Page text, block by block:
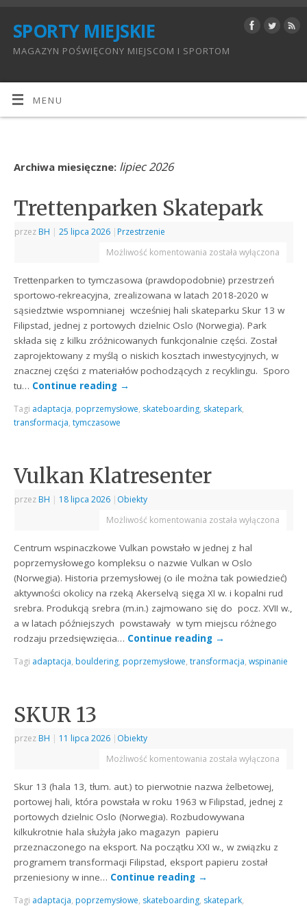
SPORTY MIEJSKIE
MAGAZYN POŚWIĘCONY MIEJSCOM I SPORTOM
MENU
Archiwa miesięczne: lipiec 2026
Trettenparken Skatepark
przez BH | 25 lipca 2026 | Przestrzenie
Możliwość komentowania została wyłączona
Trettenparken to tymczasowa (prawdopodobnie) przestrzeń
sportowo-rekreacyjna, zrealizowana w latach 2018-2020 w
sąsiedztwie wspomnianej wcześniej hali skateparku Skur 13 w
Filipstad, jednej z portowych dzielnic Oslo (Norwegia). Park
składa się z kilku zróżnicowanych funkcjonalnie części. Został
zaprojektowany z myślą o niskich kosztach inwestycyjnych, w
znacznej części z materiałów pochodzących z recyklingu. Sporo
tu… Continue reading →
Tagi adaptacja, poprzemysłowe, skateboarding, skatepark,
transformacja,tymczasowe
Vulkan Klatresenter
przez BH | 18 lipca 2026 | Obiekty
Możliwość komentowania została wyłączona
Centrum wspinaczkowe Vulkan powstało w jednej z hal
poprzemysłowego kompleksu o nazwie Vulkan w Oslo
(Norwegia). Historia przemysłowej (o ile można tak powiedzieć)
aktywności okolicy na rzeką Akerselvą sięga XI w. i kopalni rud
srebra. Produkcją srebra (m.in.) zajmowano się do pocz. XVII w.,
a w latach późniejszych powstawały w tym miejscu różnego
rodzaju przedsięwzięcia… Continue reading →
Tagi adaptacja, bouldering, poprzemysłowe,transformacja,wspinanie
SKUR 13
przez BH | 11 lipca 2026 | Obiekty
Możliwość komentowania została wyłączona
Skur 13 (hala 13, tłum. aut.) to pierwotnie nazwa żelbetowej,
portowej hali, która powstała w roku 1963 w Filipstad, jednej z
portowych dzielnic Oslo (Norwegia). Rozbudowywana
kilkukrotnie hala służyła jako magazyn papieru
przeznaczonego na eksport. Na początku XXI w., w związku z
programem transformacji Filipstad, eksport papieru został
przeniesiony w inne… Continue reading →
Tagi adaptacja, poprzemysłowe, skateboarding, skatepark,